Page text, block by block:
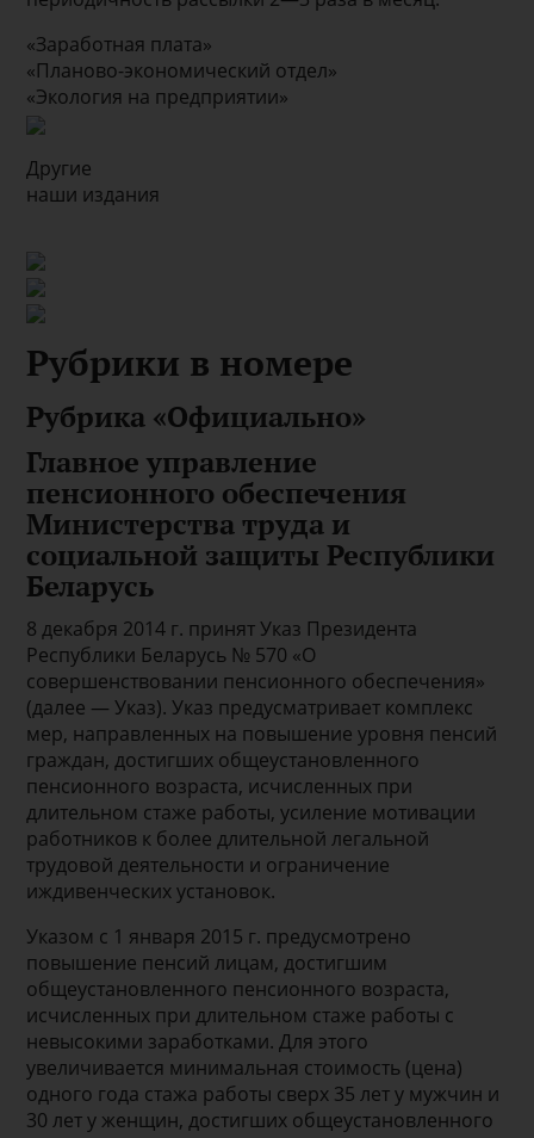
«Заработная плата»
«Планово-экономический отдел»
«Экология на предприятии»
Другие
наши издания
Рубрики в номере
Рубрика «Официально»
Главное управление
пенсионного обеспечения
Министерства труда и
социальной защиты Республики
Беларусь
8 декабря 2014 г. принят Указ Президента
Республики Беларусь № 570 «О
совершенствовании пенсионного обеспечения»
(далее — Указ). Указ предусматривает комплекс
мер, направленных на повышение уровня пенсий
граждан, достигших общеустановленного
пенсионного возраста, исчисленных при
длительном стаже работы, усиление мотивации
работников к более длительной легальной
трудовой деятельности и ограничение
иждивенческих установок.
Указом с 1 января 2015 г. предусмотрено
повышение пенсий лицам, достигшим
общеустановленного пенсионного возраста,
исчисленных при длительном стаже работы с
невысокими заработками. Для этого
увеличивается минимальная стоимость (цена)
одного года стажа работы сверх 35 лет у мужчин и
30 лет у женщин, достигших общеустановленного